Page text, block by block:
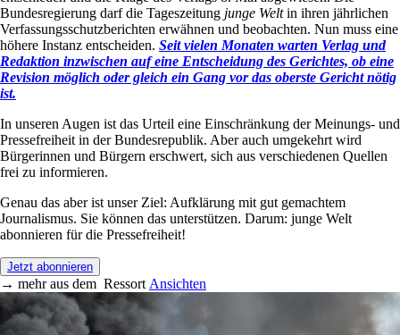
Bundesregierung darf die Tageszeitung junge Weltin ihren jährlichen
Verfassungsschutzberichten erwähnen und beobachten. Nun muss eine
höhere Instanz entscheiden. Seit vielen Monaten warten Verlag und
Redaktion inzwischen auf eine Entscheidung des Gerichtes, ob eine
Revision möglich oder gleich ein Gang vor das oberste Gericht nötig
ist.
In unseren Augen ist das Urteil eine Einschränkung der Meinungs- und
Pressefreiheit in der Bundesrepublik. Aber auch umgekehrt wird
Bürgerinnen und Bürgern erschwert, sich aus verschiedenen Quellen
frei zu informieren.
Genau das aber ist unser Ziel: Aufklärung mit gut gemachtem
Journalismus. Sie können das unterstützen. Darum: junge Welt
abonnieren für die Pressefreiheit!
Jetzt abonnieren
→ mehr aus dem Ressort Ansichten